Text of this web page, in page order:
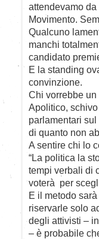
attendevamo da
Movimento.
Qualcuno
manchi
candidato
E la standing
convinzione.
Chi vorrebbe
Apolitico,
parlamentari
di quanto non
A sentire chi lo
“La politica la
tempi verbali di
voterà per
E il metodo
riservarle solo
degli attivisti –
– è probabile